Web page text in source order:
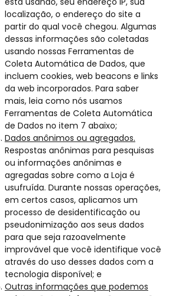
localização, o endereço do site a
partir do qual você chegou. Algumas
dessas informações são coletadas
usando nossas Ferramentas de
Coleta Automática de Dados, que
incluem cookies, web beacons e links
da web incorporados. Para saber
mais, leia como nós usamos
Ferramentas de Coleta Automática
de Dados no item 7 abaixo;
Dados anônimos ou agregados.
Respostas anônimas para pesquisas
ou informações anônimas e
agregadas sobre como a Loja é
usufruída. Durante nossas operações,
em certos casos, aplicamos um
processo de desidentificação ou
pseudonimização aos seus dados
para que seja razoavelmente
improvável que você identifique você
através do uso desses dados com a
tecnologia disponível; e
Outras informações que podemos